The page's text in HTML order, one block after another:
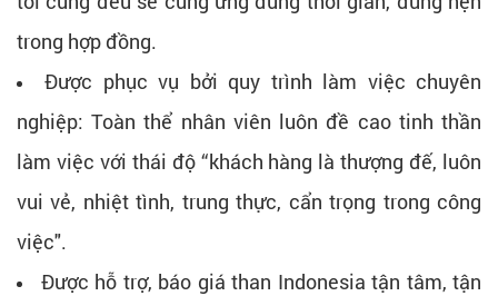
trong hợp đồng.
Được phục vụ bởi quy trình làm việc chuyên
nghiệp: Toàn thể nhân viên luôn đề cao tinh thần
làm việc với thái độ “khách hàng là thượng đế, luôn
vui vẻ, nhiệt tình, trung thực, cẩn trọng trong công
việc".
Được hỗ trợ, báo giá than Indonesia tận tâm, tận